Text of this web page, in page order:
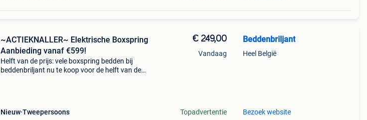
~ACTIEKNALLER~ Elektrische Boxspring
Aanbieding vanaf €599!
Helft van de prijs: vele boxspring bedden bij
beddenbriljant nu te koop voor de helft van de
Nieuw Tweepersoons
€ 249,00
Vandaag
Topadvertentie
Beddenbriljant
Heel België
Bezoek website